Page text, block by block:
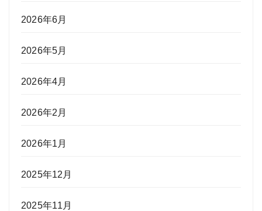
2026年6月
2026年5月
2026年4月
2026年2月
2026年1月
2025年12月
2025年11月